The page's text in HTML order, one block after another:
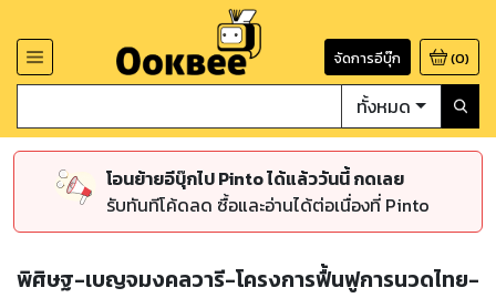
จัดการอีบุ๊ก (0)
ทั้งหมด
โอนย้ายอีบุ๊กไป Pinto ได้แล้ววันนี้ กดเลย
รับทันทีโค้ดลด ซื้อและอ่านได้ต่อเนื่องที่ Pinto
พิศิษฐ-เบญจมงคลวารี-โครงการฟื้นฟูการนวดไทย-